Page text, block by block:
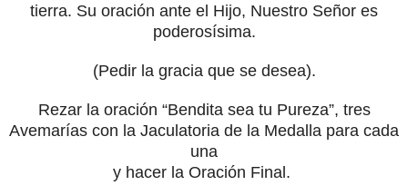
tierra. Su oración ante el Hijo, Nuestro Señor es
poderosísima.
(Pedir la gracia que se desea).
Rezar la oración “Bendita sea tu Pureza”, tres
Avemarías con la Jaculatoria de la Medalla para cada
una
y hacer la Oración Final.